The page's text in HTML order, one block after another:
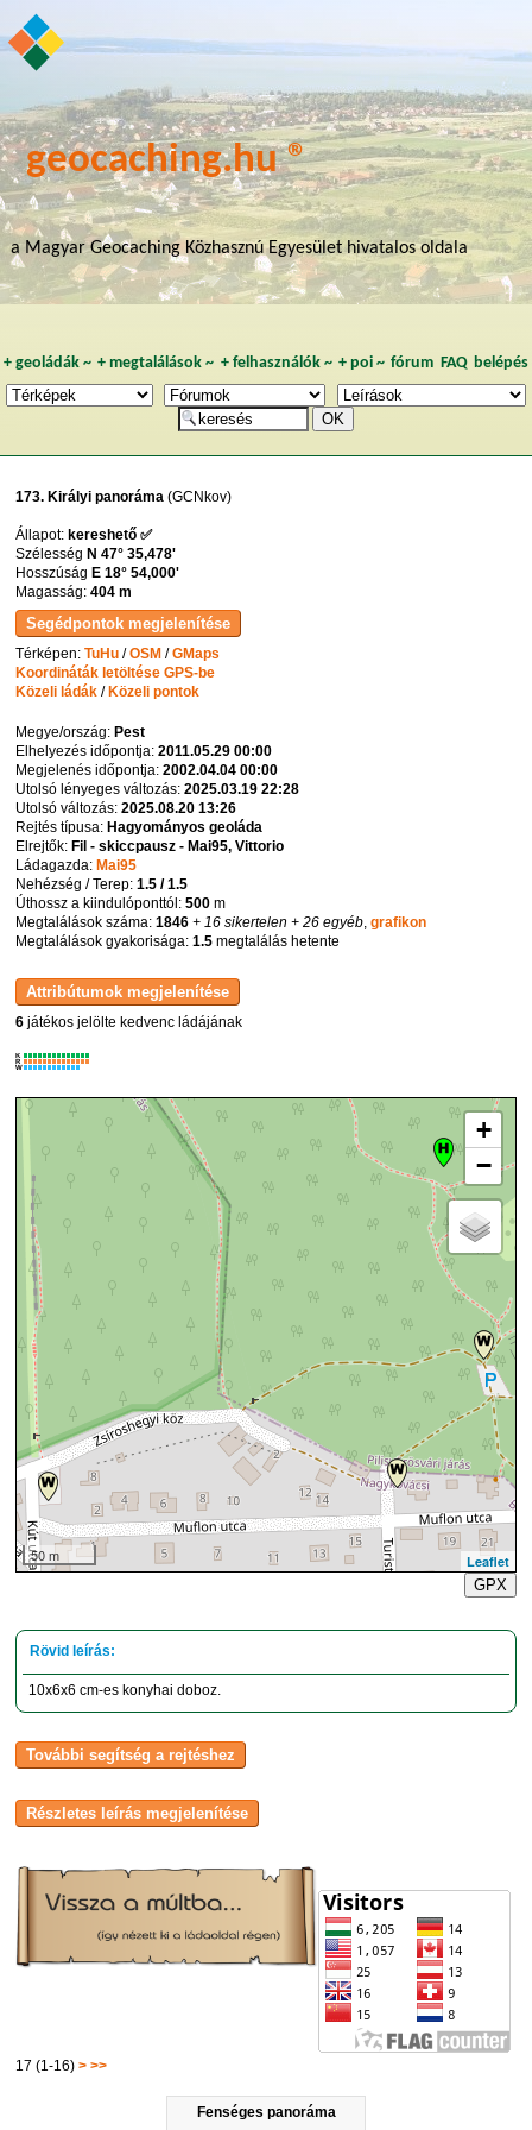
geocaching.hu ®
a Magyar Geocaching Közhasznú Egyesület hivatalos oldala
+ geoládák~ +megtalálások ~ + felhasználók~ + poi~ fórum FAQ belépés
173. Királyi panoráma (GCNkov)
17 (1-16)> >>
Fenséges panoráma
Állapot: kereshető ✅
Szélesség N 47° 35,478'
Hosszúság E 18° 54,000'
Magasság:404 m
Térképen:TuHu /OSM /GMaps
Koordináták letöltése GPS-be
Közeli ládák /Közeli pontok
Megye/ország:Pest
Elhelyezés időpontja:2011.05.29 00:00
Megjelenés időpontja:2002.04.04 00:00
Utolsó lényeges változás:2025.03.19 22:28
Utolsó változás:2025.08.20 13:26
Rejtés típusa:Hagyományos geoláda
Elrejtők:Fil - skiccpausz - Mai95, Vittorio
Ládagazda:Mai95
Nehézség / Terep:1.5 / 1.5
Úthossz a kiindulóponttól:500 m
Megtalálások száma:1846 + 16 sikertelen + 26 egyéb ,grafikon
Megtalálások gyakorisága:1.5 megtalálás hetente
6 játékos jelölte kedvenc ládájának
K
R
W
+
−
50 m
Leaflet
GPX
10x6x6 cm-es konyhai doboz.